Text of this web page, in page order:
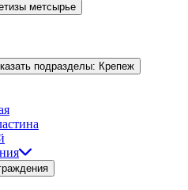
метсырье
подразделы: Крепеж